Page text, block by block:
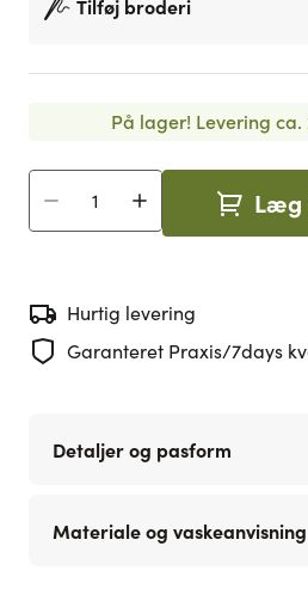
Tilføj broderi
På lager! Levering
Antal Læg
Hurtig levering
Garanteret Praxis/7days
Detaljer og pasform
Materiale og vaskeanvisning